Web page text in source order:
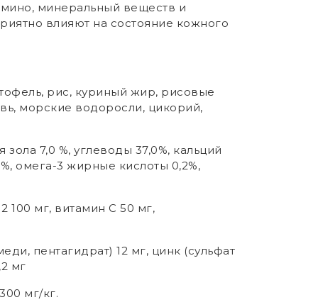
минеральный веществ и
влияют на состояние кожного
рис, куриный жир, рисовые
морские водоросли, цикорий,
7,0 %, углеводы 37,0%, кальций
омега-3 жирные кислоты 0,2%,
100 мг, витамин С 50 мг,
пентагидрат) 12 мг, цинк (сульфат
мг
мг/кг.